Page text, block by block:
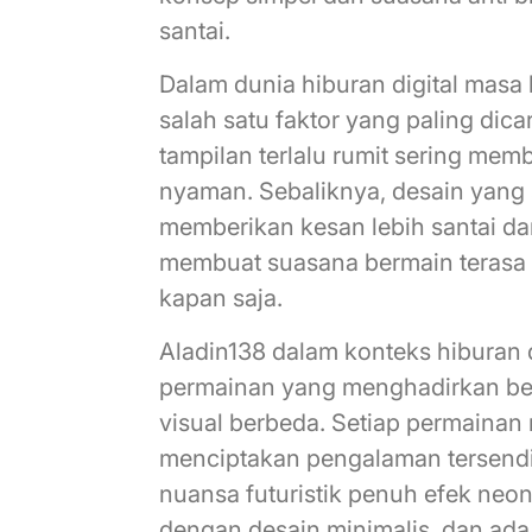
santai.
Dalam dunia hiburan digital
salah satu faktor yang paling
tampilan terlalu rumit sering
nyaman. Sebaliknya, desain
memberikan kesan lebih santai
membuat suasana bermain
kapan saja.
Aladin138 dalam konteks
permainan yang menghadirkan
visual berbeda. Setiap
menciptakan pengalaman
nuansa futuristik penuh efek